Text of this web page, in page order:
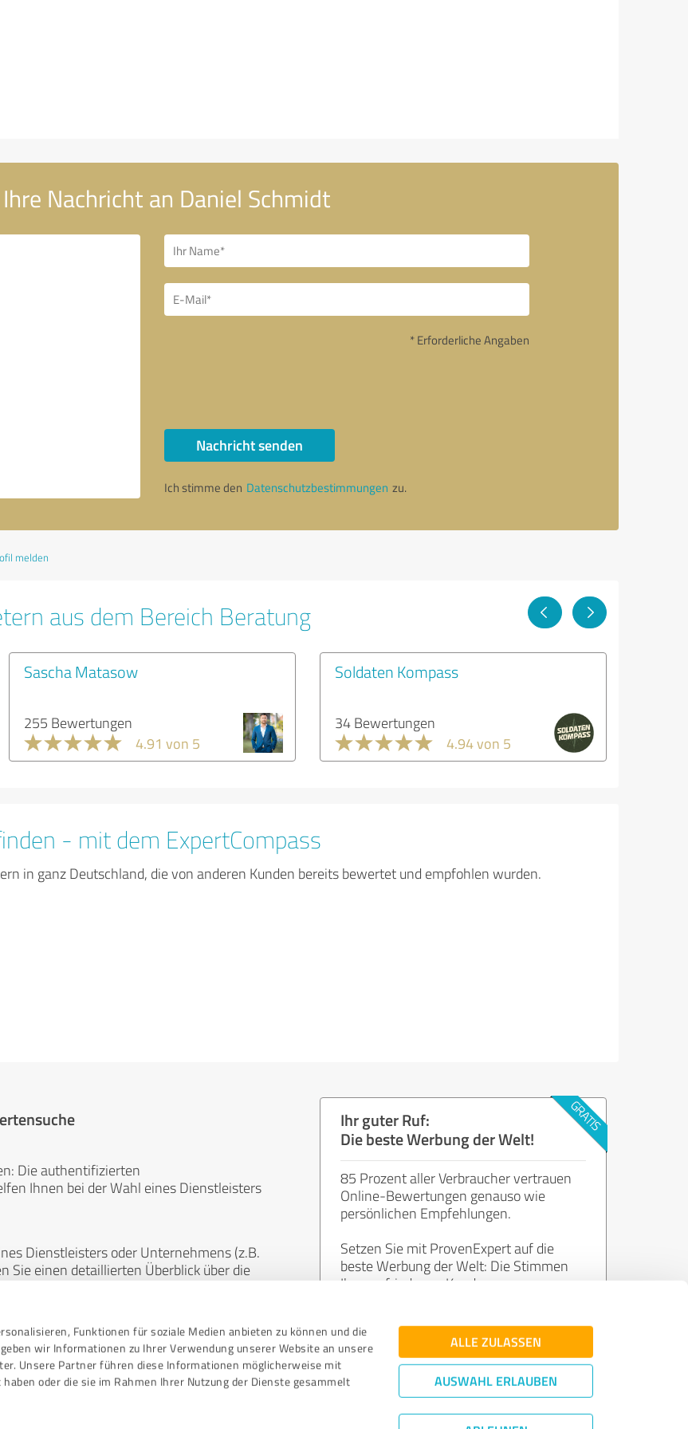
Funktionen für soziale Medien anbieten zu können und die
wir Informationen zu Ihrer Verwendung unserer Website an unsere
Unsere Partner führen diese Informationen möglicherweise mit
oder die sie im Rahmen Ihrer Nutzung der Dienste gesammelt
ALLE ZULASSEN
AUSWAHL ERLAUBEN
Ihre Nachricht an Daniel Schmidt
* Erforderliche Angaben
Nachricht senden
Ich stimme den Datenschutzbestimmungen zu.
melden
aus dem Bereich Beratung
Sascha Matasow
255 Bewertungen
4.91 von 5
Soldaten Kompass
34 Bewertungen
4.94 von 5
- mit dem ExpertCompass
in ganz Deutschland, die von anderen Kunden bereits bewertet und empfohlen wurden.
Die authentifizierten
Ihnen bei der Wahl eines Dienstleisters
Dienstleisters oder Unternehmens (z.B.
Sie einen detaillierten Überblick über die
und neutral. Bewertungen von
werden und sind weder finanziell noch
Ihr guter Ruf:
Die beste Werbung der Welt!
85 Prozent aller Verbraucher vertrauen
Online-Bewertungen genauso wie
persönlichen Empfehlungen.
Setzen Sie mit ProvenExpert auf die
beste Werbung der Welt: Die Stimmen
Ihrer zufriedenen Kunden.
Jetzt kostenlos starten